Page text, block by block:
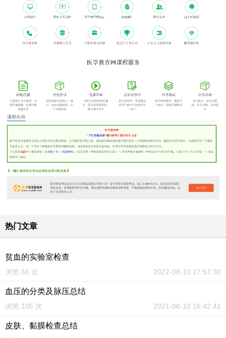
热门文章
贫血的实验室检查
浏览 66 次 2022-08-10 17:57:30
血压的分类及脉压总结
浏览 105 次 2021-06-10 16:42:41
皮肤、黏膜检查总结